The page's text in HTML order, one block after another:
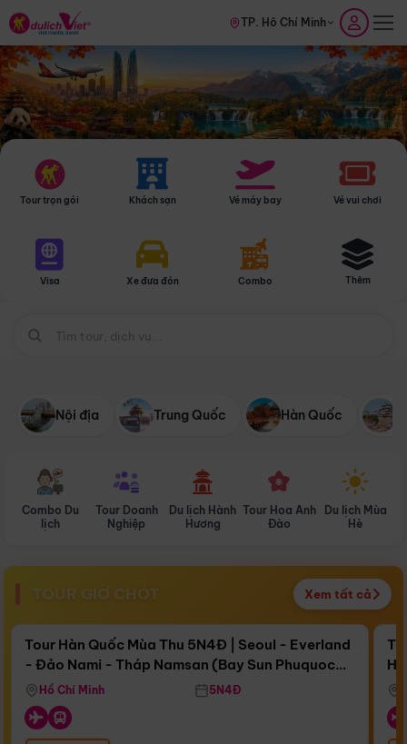
TP. Hồ Chí Minh
Tour trọn gói Khách sạn Vé máy bay Vé vui chơi
Visa Xe đưa đón Combo Thêm
Nội địa Trung Quốc Hàn Quốc
Combo Du
lịch
Tour Doanh
Nghiệp
Du lịch Hành
Hương
Tour Hoa Anh
Đào
Du lịch Mùa
Hè
TOUR GIỜ CHÓT Xem tất cả
Còn17 ngày 13:53:51
Bay Sun Phuquoc Airways
Điểm nổi bật
Tour Hàn Quốc Mùa Thu 5N4Đ | Seoul - Everland
- Đảo Nami - Tháp Namsan (Bay Sun Phuquoc
Airways)
Hồ Chí Minh 5N4Đ